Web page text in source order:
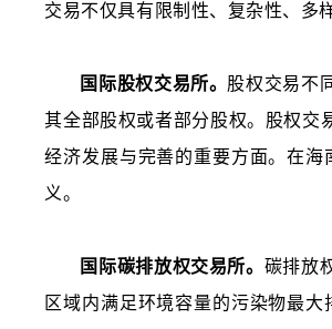
交易不仅具有限制性、复杂性、多
国际股权交易所。 股权交易不
其全部股权或者部分股权。股权交
经济发展与完善的重要方面。在
义。
国际碳排放权交易所。 碳排放
区域内满足环境容量的污染物最